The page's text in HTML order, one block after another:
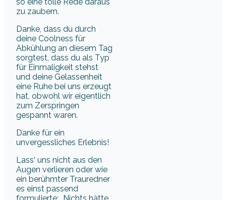
zu zaubern.
Danke, dass du durch
deine Coolness für
Abkühlung an diesem Tag
sorgtest, dass du als Typ
für Einmaligkeit stehst
und deine Gelassenheit
eine Ruhe bei uns erzeugt
hat, obwohl wir eigentlich
zum Zerspringen
gespannt waren.
Danke für ein
unvergessliches Erlebnis!
Lass‘ uns nicht aus den
Augen verlieren oder wie
ein berühmter Trauredner
es einst passend